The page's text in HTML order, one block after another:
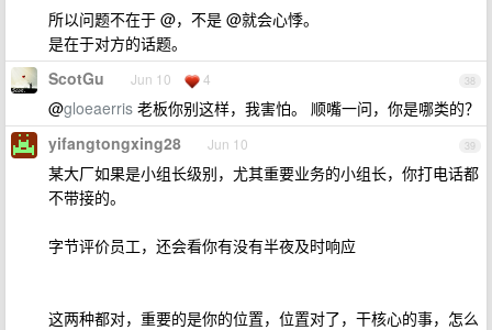
所以问题不在于 @，不是 @就会心悸。
是在于对方的话题。
38
ScotGu Jun 10 4
@gloeaerris 老板你别这样，我害怕。 顺嘴一问，你是哪类的？
39
yifangtongxing28 Jun 10
某大厂如果是小组长级别，尤其重要业务的小组长，你打电话都
不带接的。
字节评价员工，还会看你有没有半夜及时响应
这两种都对，重要的是你的位置，位置对了，干核心的事，怎么